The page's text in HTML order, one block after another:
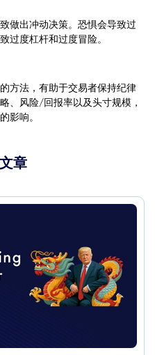
做出冲动决策。恐惧会导致过
过度杠杆和过度冒险。
方法，有助于交易者保持纪律
、风险/回报率以及头寸规模，
影响。
章